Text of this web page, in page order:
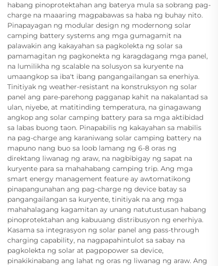
habang pinoprotektahan ang baterya mula sa sobrang pag-
charge na maaaring magpabawas sa haba ng buhay nito.
Pinapayagan ng modular design ng modernong solar
camping battery systems ang mga gumagamit na
palawakin ang kakayahan sa pagkolekta ng solar sa
pamamagitan ng pagkonekta ng karagdagang mga panel,
na lumilikha ng scalable na solusyon sa kuryente na
umaangkop sa iba't ibang pangangailangan sa enerhiya.
Tinitiyak ng weather-resistant na konstruksyon ng solar
panel ang pare-parehong pagganap kahit na nakalantad sa
ulan, niyebe, at matitinding temperatura, na ginagawang
angkop ang solar camping battery para sa mga aktibidad
sa labas buong taon. Pinapabilis ng kakayahan sa mabilis
na pag-charge ang karaniwang solar camping battery na
mapuno nang buo sa loob lamang ng 6-8 oras ng
direktang liwanag ng araw, na nagbibigay ng sapat na
kuryente para sa mahahabang camping trip. Ang mga
smart energy management feature ay awtomatikong
pinapangunahan ang pag-charge ng device batay sa
pangangailangan sa kuryente, tinitiyak na ang mga
mahahalagang kagamitan ay unang natutustusan habang
pinoprotektahan ang kabuuang distribusyon ng enerhiya.
Kasama sa integrasyon ng solar panel ang pass-through
charging capability, na nagpapahintulot sa sabay na
pagkolekta ng solar at pagpopower sa device,
pinakikinabang ang lahat ng oras ng liwanag ng araw. Ang